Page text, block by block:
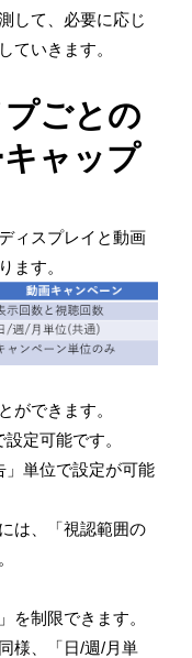
して、必要に応じ
ていきます。
ごとの
ャップ
ィスプレイと動画
ます。
ができます。
定可能です。
」単位で設定が可能
は、「視認範囲の
を制限できます。
様、「日/週/月単